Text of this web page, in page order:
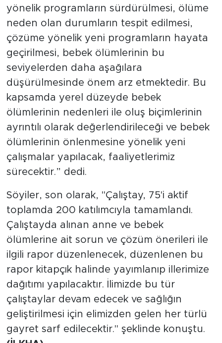
yönelik programların sürdürülmesi, ölüme
neden olan durumların tespit edilmesi,
çözüme yönelik yeni programların hayata
geçirilmesi, bebek ölümlerinin bu
seviyelerden daha aşağılara
düşürülmesinde önem arz etmektedir. Bu
kapsamda yerel düzeyde bebek
ölümlerinin nedenleri ile oluş biçimlerinin
ayrıntılı olarak değerlendirileceği ve bebek
ölümlerinin önlenmesine yönelik yeni
çalışmalar yapılacak, faaliyetlerimiz
sürecektir.” dedi.
Söyiler, son olarak, "Çalıştay, 75'i aktif
toplamda 200 katılımcıyla tamamlandı.
Çalıştayda alınan anne ve bebek
ölümlerine ait sorun ve çözüm önerileri ile
ilgili rapor düzenlenecek, düzenlenen bu
rapor kitapçık halinde yayımlanıp illerimize
dağıtımı yapılacaktır. İlimizde bu tür
çalıştaylar devam edecek ve sağlığın
geliştirilmesi için elimizden gelen her türlü
gayret sarf edilecektir." şeklinde konuştu.